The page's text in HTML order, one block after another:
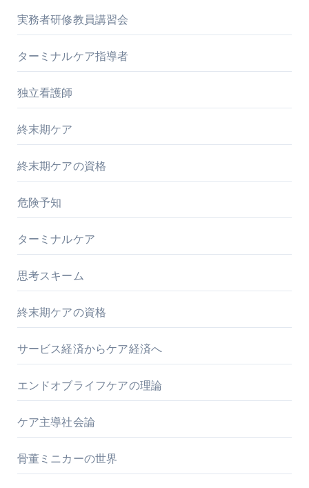
実務者研修教員講習会
ターミナルケア指導者
独立看護師
終末期ケア
終末期ケアの資格
危険予知
ターミナルケア
思考スキーム
終末期ケアの資格
サービス経済からケア経済へ
エンドオブライフケアの理論
ケア主導社会論
骨董ミニカーの世界